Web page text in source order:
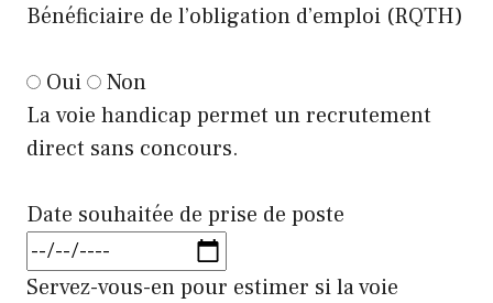
Bénéficiaire de l’obligation d’emploi (RQTH)
Oui
Non
La voie handicap permet un recrutement
direct sans concours.
Date souhaitée de prise de poste
Servez-vous-en pour estimer si la voie